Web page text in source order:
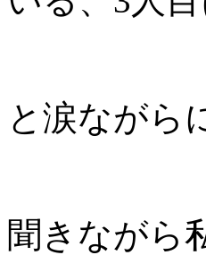
と涙ながら
聞きながら